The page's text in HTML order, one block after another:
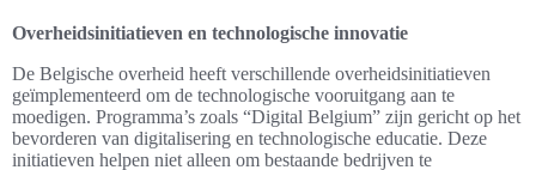
Overheidsinitiatieven en technologische innovatie
De Belgische overheid heeft verschillende overheidsinitiatieven
geïmplementeerd om de technologische vooruitgang aan te
moedigen. Programma’s zoals “Digital Belgium” zijn gericht op het
bevorderen van digitalisering en technologische educatie. Deze
initiatieven helpen niet alleen om bestaande bedrijven te